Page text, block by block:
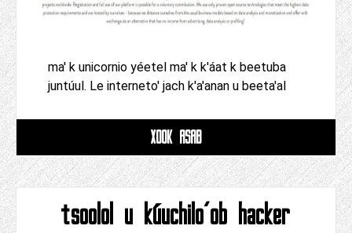
ma' k unicornio yéetel ma' k k'áat k beetuba
juntúul. Le interneto' jach k'a'anan u beeta'al
XOOK ASAB
tsoolol u kúuchilo'ob hacker